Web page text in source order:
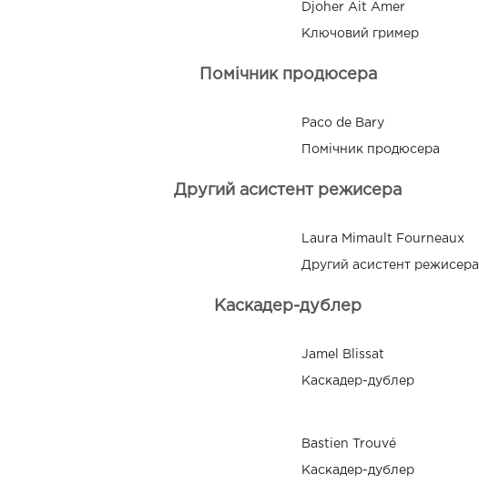
Djoher Ait Amer
Ключовий гример
Помічник продюсера
Paco de Bary
Помічник продюсера
Другий асистент режисера
Laura Mimault Fourneaux
Другий асистент режисера
Каскадер-дублер
Jamel Blissat
Каскадер-дублер
Bastien Trouvé
Каскадер-дублер